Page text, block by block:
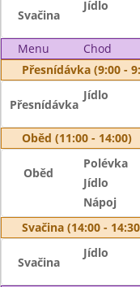
Svačina
Jídlo
Menu Chod
Přesnídávka (9:00 -
Přesnídávka
Jídlo
Oběd (11:00 - 14:00)
Oběd
Polévka
Jídlo
Nápoj
Svačina (14:00 -
Svačina
Jídlo